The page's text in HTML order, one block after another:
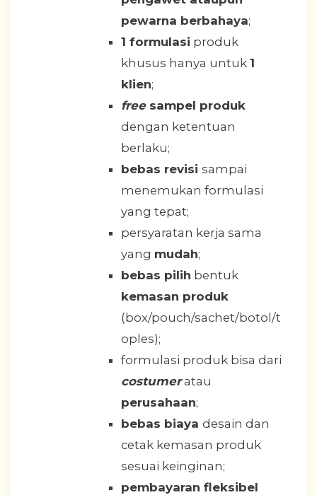
pewarna berbahaya;
1 formulasi produk
khusus hanya untuk 1
klien;
freesampel produk
dengan ketentuan
berlaku;
bebas revisi sampai
menemukan formulasi
yang tepat;
persyaratan kerja sama
yang mudah;
bebas pilih bentuk
kemasan produk
(box/pouch/sachet/botol/t
oples);
formulasi produk bisa dari
costumeratau
perusahaan;
bebas biaya desain dan
cetak kemasan produk
sesuai keinginan;
pembayaran fleksibel